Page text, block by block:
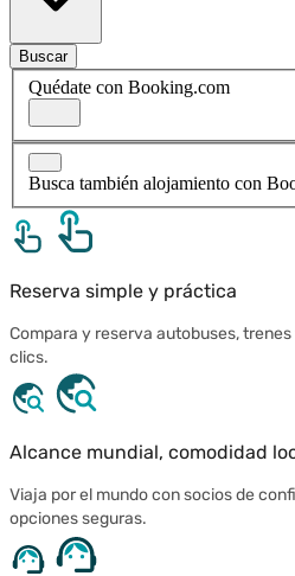
Buscar
Quédate con Booking.com
Busca también alojamiento con
Reserva simple y práctica
Compara y reserva autobuses,
clics.
Alcance mundial, comodidad
Viaja por el mundo con socios de
opciones seguras.